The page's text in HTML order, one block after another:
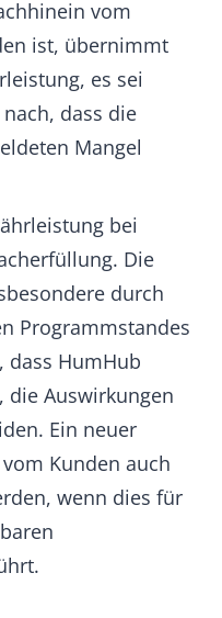
vereinbart,
Internetseite
mit
für die
die
ihre Gültigkeit.
zu
unter den